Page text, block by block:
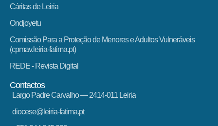
Cáritas de Leiria
Ondjoyetu
Comissão Para a Proteção de Menores e Adultos Vulneráveis
(cpmav.leiria-fatima.pt)
REDE - Revista Digital
Contactos
Largo Padre Carvalho — 2414-011 Leiria
diocese@leiria-fatima.pt